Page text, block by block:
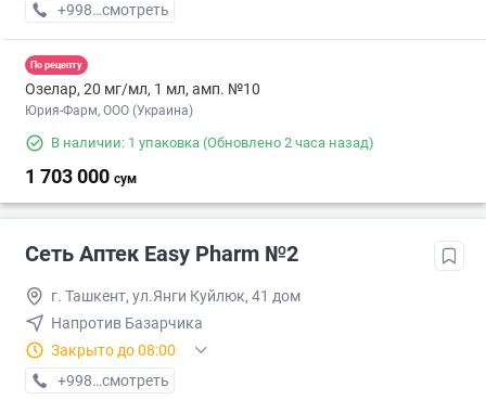
+998 (94) XXX-XX-XX
смотреть
По рецепту
Озелар, 20 мг/мл, 1 мл, амп. №10
Юрия-Фарм, ООО (Украина)
В наличии: 1 упаковка (Обновлено 2 часа назад)
1 703 000 сум
Сеть Аптек Easy Pharm №2
г. Ташкент, ул.Янги Куйлюк, 41 дом
Напротив Базарчика
Закрыто до 08:00
+998 (97) XXX-XX-XX
смотреть